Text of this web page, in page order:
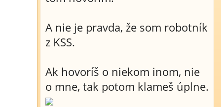
A nie je pravda, že som robotník
z KSS.
Ak hovoríš o niekom inom, nie
o mne, tak potom klameš úplne.